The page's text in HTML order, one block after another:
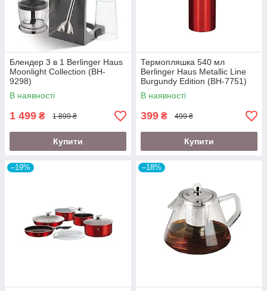
Блендер 3 в 1 Berlinger Haus
Moonlight Collection (BH-
9298)
В наявності
1 499 ₴ 1 899 ₴
Купити
Термопляшка 540 мл
Berlinger Haus Metallic Line
Burgundy Edition (BH-7751)
В наявності
399 ₴ 499 ₴
Купити
–19% –18%